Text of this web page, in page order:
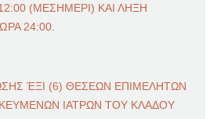
(ΜΕΣΗΜΕΡΙ) ΚΑΙ ΛΗΞΗ
24:00.
ΈΞΙ (6) ΘΕΣΕΩΝ ΕΠΙΜΕΛΗΤΩΝ
ΙΑΤΡΩΝ ΤΟΥ ΚΛΑΔΟΥ